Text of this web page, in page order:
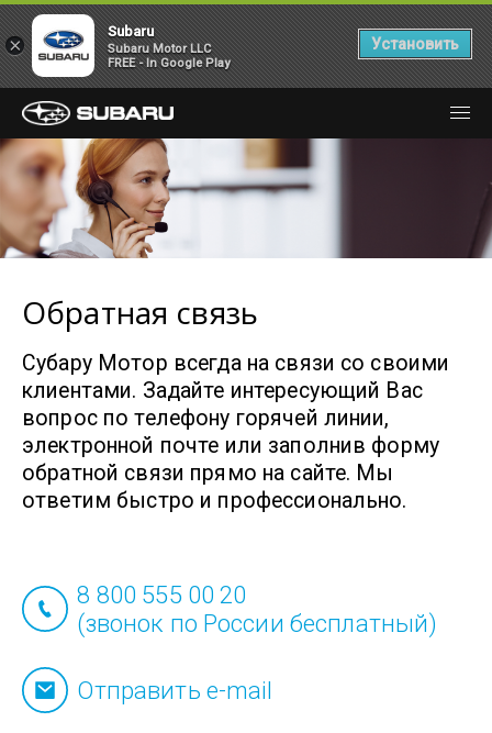
Обратная связь
Субару Мотор всегда на связи со своими
клиентами. Задайте интересующий Вас
вопрос по телефону горячей линии,
электронной почте или заполнив форму
обратной связи прямо на сайте. Мы
ответим быстро и профессионально.
8 800 555 00 20
(звонок по России бесплатный)
Отправить e-mail
×
Subaru
Subaru Motor LLC
FREE - In Google Play
Установить